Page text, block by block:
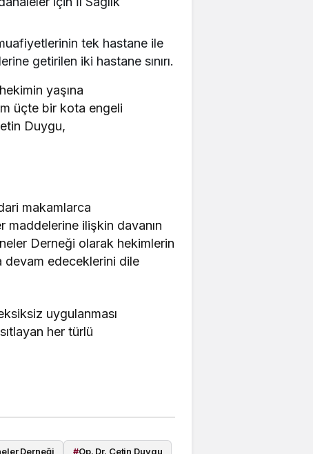
tek hastane ile
getirilen iki hastane sınırı.
yaşına
üçte bir kota engeli
Duygu,
makamlarca
maddelerine ilişkin davanın
Derneği olarak hekimlerin
devam edeceklerini dile
uygulanması
her türlü
Derneği #Op. Dr. Çetin Duygu